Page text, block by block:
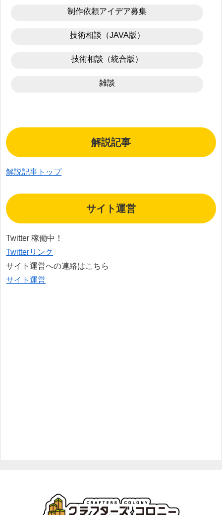
制作依頼アイデア募集
技術相談（JAVA版）
技術相談（統合版）
雑談
解説記事
解説記事トップ
サイト運営
Twitter 稼働中！
Twitterリンク
サイト運営への連絡はこちら
サイト運営